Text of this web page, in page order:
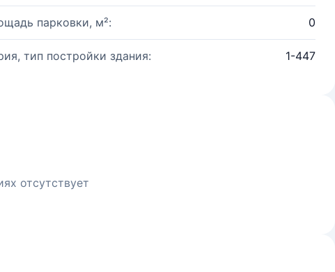
парковки, м²: 0
тип постройки здания: 1-447
отсутствует